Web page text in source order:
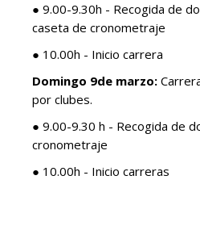
● 9.00-9.30h - Recogida de
caseta de cronometraje
● 10.00h - Inicio carrera
Domingo 9de marzo:
por clubes.
● 9.00-9.30 h - Recogida de
cronometraje
● 10.00h - Inicio carreras